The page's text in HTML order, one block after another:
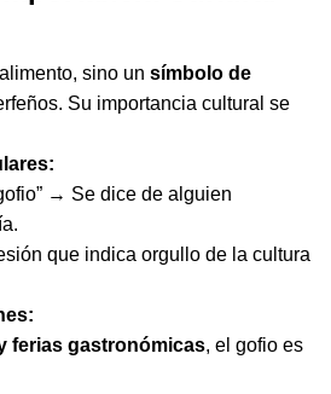
sino un símbolo de
Su importancia cultural se
→ Se dice de alguien
que indica orgullo de la cultura
ferias gastronómicas, el gofio es